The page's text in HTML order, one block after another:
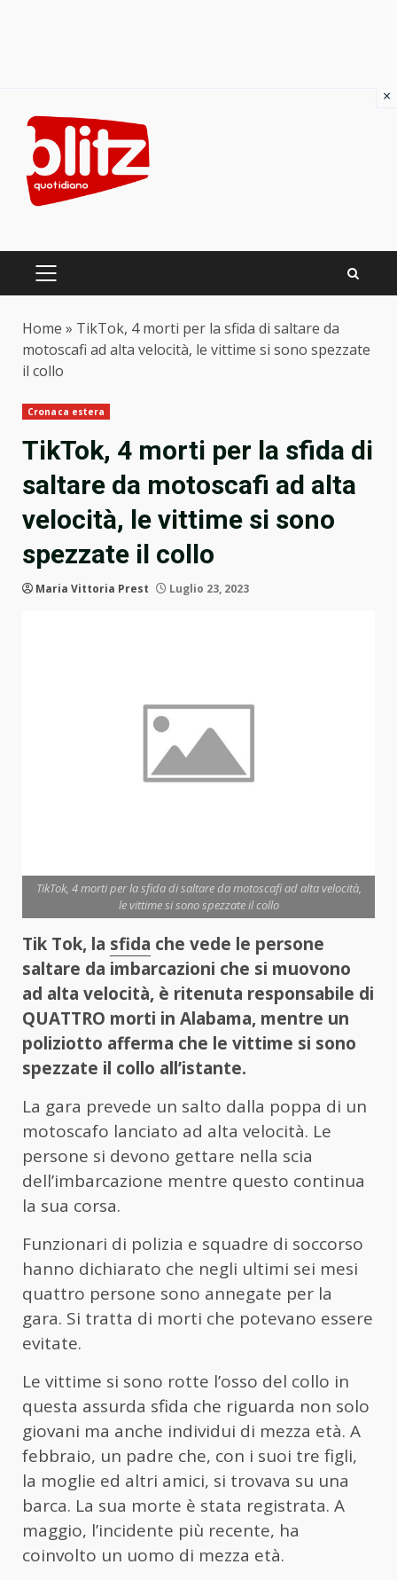
content
PRIMARY
Home » TikTok, 4 morti per la sfida di saltare da
motoscafi ad alta velocità, le vittime si sono spezzate
il collo
Cronaca estera
TikTok, 4 morti per la sfida di
saltare da motoscafi ad alta
velocità, le vittime si sono
spezzate il collo
Maria Vittoria Prest Luglio 23, 2023
TikTok, 4 morti per la sfida di saltare da motoscafi ad alta velocità,
le vittime si sono spezzate il collo
Tik Tok, la sfida che vede le persone
saltare da imbarcazioni che si muovono
ad alta velocità, è ritenuta responsabile di
QUATTRO morti in Alabama, mentre un
poliziotto afferma che le vittime si sono
spezzate il collo all’istante.
La gara prevede un salto dalla poppa di un
motoscafo lanciato ad alta velocità. Le
persone si devono gettare nella scia
dell’imbarcazione mentre questo continua
la sua corsa.
Funzionari di polizia e squadre di soccorso
hanno dichiarato che negli ultimi sei mesi
quattro persone sono annegate per la
gara. Si tratta di morti che potevano essere
evitate.
Le vittime si sono rotte l’osso del collo in
questa assurda sfida che riguarda non solo
giovani ma anche individui di mezza età. A
febbraio, un padre che, con i suoi tre figli,
la moglie ed altri amici, si trovava su una
barca. La sua morte è stata registrata. A
maggio, l’incidente più recente, ha
coinvolto un uomo di mezza età.
×